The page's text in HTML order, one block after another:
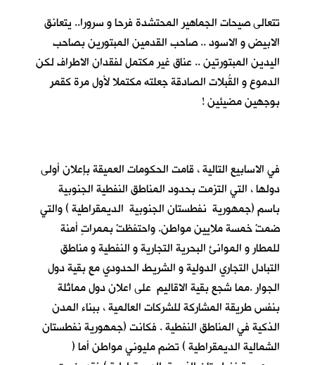
تتعالى صيحات الجماهير المحتشدة فرحا و سرورا.. يتعانق
الابيض و الاسود .. صاحب القدمين المبتورين بصاحب
اليدين المبتورتين .. عناق غير مكتمل لفقدان الاطراف لكن
الدموع و القُبلات الصادقة جعلته مكتملا لأول مرة كقمرٍ
بوجهين مضيئين !
في الاسابيع التالية ، قامت الحكومات العميقة بإعلان أولى
دولها ، التي التزمت بحدود المناطق النفطية الجنوبية
باسم (جمهورية نفطستان الجنوبية الديمقراطية ) والتي
ضمتْ خمسة ملايين مواطن. واحتفظتْ بممراتٍ أمنة
للمطار و الموانئ البحرية التجارية و النفطية و مناطق
التبادل التجاري الدولية و الشريط الحدودي مع بقية دول
الجوار .مما شجع بقية الاقاليم على اعلان دول مماثلة
بنفس طريقة المشاركة للشركات العالمية ، ببناء المدن
الذكية في المناطق النفطية . فكانت (جمهورية نفطستان
الشمالية الديمقراطية ) تضم مليوني مواطن أما (